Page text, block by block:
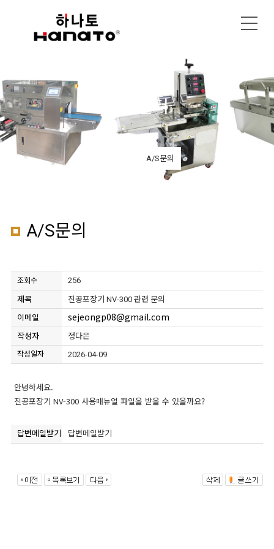
고객센터
A/S문의
A/S문의
조회수 256
제목
진공포장기 NV-300 관련 문의
이메일
sejeongp08@gmail.com
작성자 정다은
작성일자 2026-04-09
안녕하세요.
진공포장기 NV-300 사용매뉴얼 파일을 받을 수 있을까요?
답변메일받기 답변메일받기